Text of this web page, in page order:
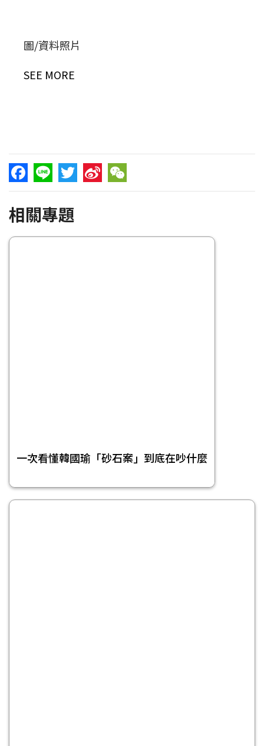
圖/資料照片
SEE MORE
Facebook
Line TwitterSina WeChat
相關專題
一次看懂韓國瑜「砂石案」到底在吵什麼